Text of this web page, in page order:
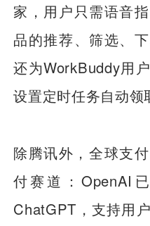
家，用户只需语音
品的推荐、筛选、
还为WorkBuddy用
设置定时任务自动领
除腾讯外，全球支
付赛道：OpenAI
ChatGPT，支持用